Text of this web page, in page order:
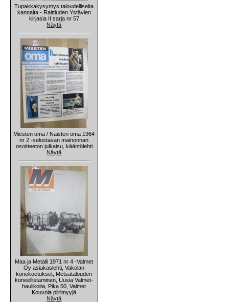
Tupakkakysymys taloudelliselta
kannalta - Raittiuden Ystävien
kirjasia II sarja nr 57
Näytä
Miesten oma / Naisten oma 1964
nr 2 -selostavan mainonnan
osoitteeton julkaisu, kääntölehti
Näytä
Maa ja Metalli 1971 nr 4 -Valmet
Oy asiakaslehti, Vakolan
konekoetukset, Metsätalouden
koneellistaminen, Uusia Valmet-
haulikoita, Pika 50, Valmet
Kouvola piirimyyjä
Näytä